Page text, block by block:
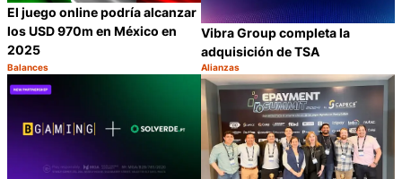
El juego online podría alcanzar
los USD 970m en México en
2025
Categoría:
Balances
Compartir
Vibra Group completa la
adquisición de TSA
Categoría:
Alianzas